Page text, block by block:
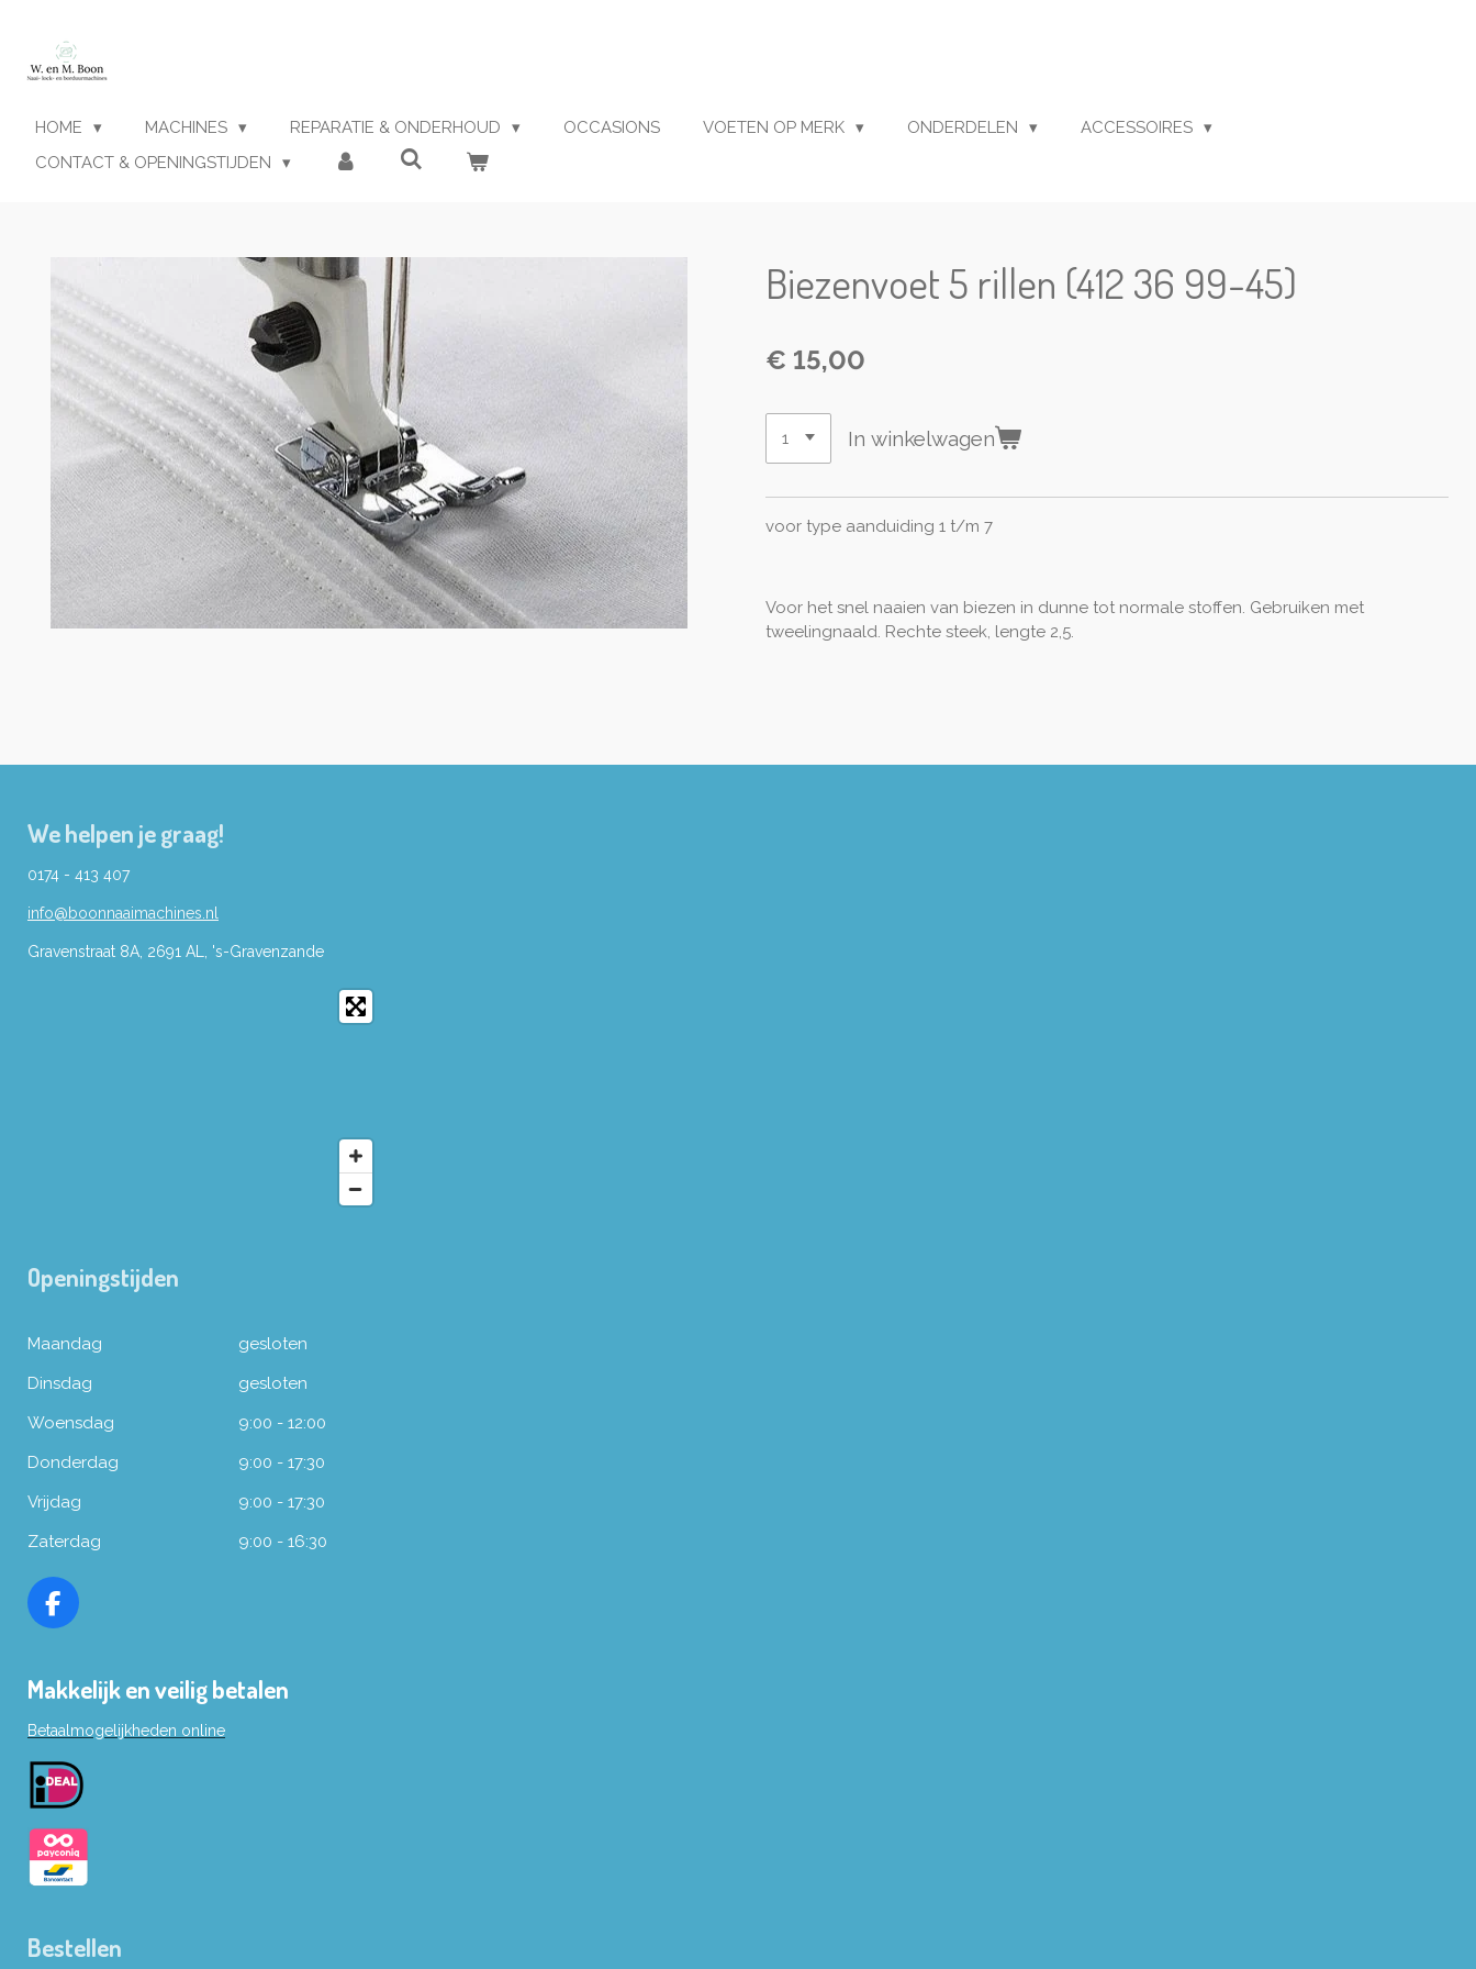
naar
hoofdinhoud
HOME MACHINES REPARATIE & ONDERHOUD OCCASIONS VOETEN OP MERK ONDERDELEN
ACCESSOIRES
CONTACT & OPENINGSTIJDEN
Biezenvoet 5 rillen (412 36 99-45)
€ 15,00
In winkelwagen
voor type aanduiding 1 t/m 7
Voor het snel naaien van biezen in dunne tot normale stoffen. Gebruiken met
tweelingnaald. Rechte steek, lengte 2,5.
We helpen je graag!
0174 - 413 407
info@boonnaaimachines.nl
Gravenstraat 8A, 2691 AL, 's-Gravenzande
Openingstijden
Maandag
gesloten
Dinsdag
gesloten
Woensdag
9:00 - 12:00
Donderdag
9:00 - 17:30
Vrijdag
9:00 - 17:30
Zaterdag
9:00 - 16:30
F
e
o
o
k
Makkelijk en veilig betalen
Betaalmogelijkheden online
Bestellen